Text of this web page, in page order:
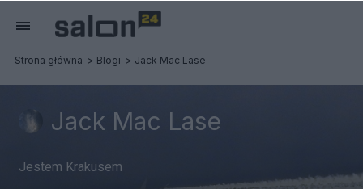
Strona główna Blogi Jack Mac Lase
Jack Mac Lase
Jestem Krakusem